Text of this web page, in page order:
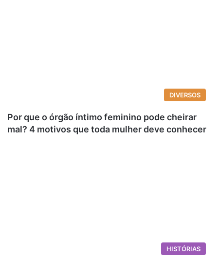
DIVERSOS
Por que o órgão íntimo feminino pode cheirar
mal? 4 motivos que toda mulher deve conhecer
HISTÓRIAS